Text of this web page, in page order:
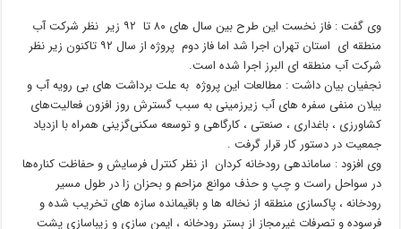
وی گفت : فاز نخست این طرح بین سال های ۸۰ تا ۹۲ زیر نظر شرکت آب
منطقه ای استان تهران اجرا شد اما فاز دوم پروژه از سال ۹۲ تاکنون زیر نظر
شرکت آب منطقه ای البرز اجرا شده است.
نجفیان بیان داشت : مطالعات این پروژه به علت برداشت های بی رویه آب و
بیلان منفی سفره های آب‌ زیرزمینی به سبب گسترش روز افزون فعالیت‌های
کشاورزی ، باغداری ، صنعتی ، کارگاهی و توسعه سکنی‌گزینی همراه با ازدیاد
جمعیت در دستور کار قرار گرفت .
وی افزود : ساماندهی رودخانه کردان از نظر کنترل فرسایش و حفاظت کناره‌ها
در سواحل راست و چپ و حذف موانع مزاحم و بحزان زا در طول مسیر
رودخانه ، پاکسازی منطقه از نخاله ها و باقیمانده سازه های تخریب شده و
فرسوده و تصرفات غیرمجاز از بستر رودخانه ، ایمن سازی و زیباسازی پشت